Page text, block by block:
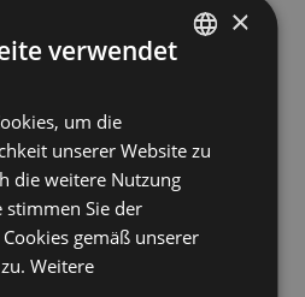
**
×
verwendet
um die
unserer Website zu
die weitere Nutzung
stimmen Sie der
gemäß unserer
Weitere